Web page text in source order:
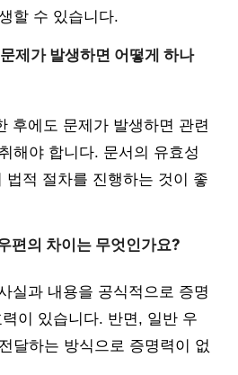
할 수 있습니다.
제가 발생하면 어떻게 하나
후에도 문제가 발생하면 관련
해야 합니다. 문서의 유효성
법적 절차를 진행하는 것이 좋
편의 차이는 무엇인가요?
실과 내용을 공식적으로 증명
이 있습니다. 반면, 일반 우
달하는 방식으로 증명력이 없